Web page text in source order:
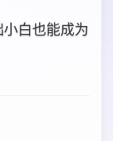
白也能成为